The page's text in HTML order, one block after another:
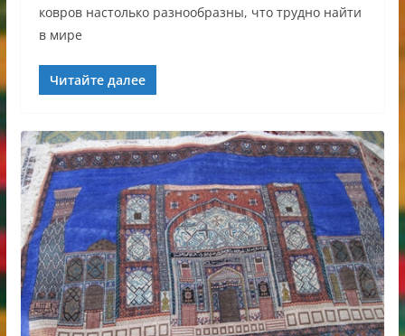
ковров настолько разнообразны, что трудно найти
в мире
Читайте далее